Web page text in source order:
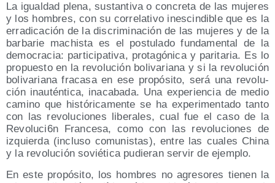
La igual­dad ple­na, sus­tan­ti­va o con­cre­ta de las muje­res
y los hom­bres, con su corre­la­ti­vo ines­cin­di­ble que es la
erra­di­ca­ción de la dis­cri­mi­na­ción de las muje­res y de la
bar­ba­rie machis­ta es el pos­tu­la­do fun­da­men­tal de la
demo­cra­cia: par­ti­ci­pa­ti­va, pro­ta­gó­ni­ca y pari­ta­ria. Es lo
pro­pues­to en la revo­lu­ción boli­va­ria­na y si la revo­lu­ción
boli­va­ria­na fra­ca­sa en ese pro­pó­si­to, será una revo­lu­
ción inau­tén­ti­ca, inaca­ba­da. Una expe­rien­cia de medio
camino que his­tó­ri­ca­men­te se ha expe­ri­men­ta­do tan­to
con las revo­lu­cio­nes libe­ra­les, cual fue el caso de la
Revoluci6n Fran­ce­sa, como con las revo­lu­cio­nes de
izquier­da (inclu­so comu­nis­tas), entre las cua­les Chi­na
y la revo­lu­ción sovié­ti­ca pudie­ran ser­vir de ejemplo.
En este pro­pó­si­to, los hom­bres no agre­so­res tie­nen la